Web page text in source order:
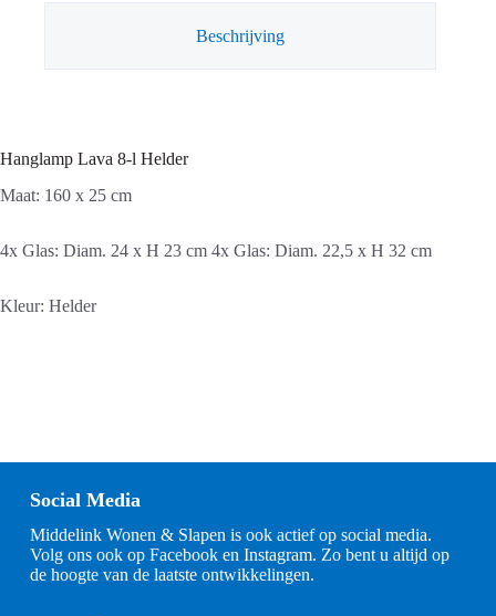
Beschrijving
Hanglamp Lava 8-l Helder
Maat: 160 x 25 cm
4x Glas: Diam. 24 x H 23 cm 4x Glas: Diam. 22,5 x H 32 cm
Kleur: Helder
Social Media
Middelink Wonen & Slapen is ook actief op social media.
Volg ons ook op Facebook en Instagram. Zo bent u altijd op
de hoogte van de laatste ontwikkelingen.